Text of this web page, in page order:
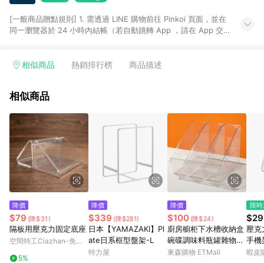
[一般商品贈點規則] 1. 需透過 LINE 購物前往 Pinkoi 頁面，並在
同一瀏覽器於 24 小時內結帳（若自動跳轉 App ，請在 App 交
回饋訂單不得享有 Pinkoi 站方優惠，例如首購優惠，P coins，
行為，不具贈點資格，部分退款不在此限。 6. APP 請更新至
貨後 45 天後發送。 8. 群眾募資商品，禮物卡，開館保證金，補
運費，攤位費等不具贈點資格。 9. LINE 購物站上之商品規格、
顏色、價位、贈品如與 Pinkoi 商品資訊頁及購物車不符，以
Pinkoi 購物商品資訊頁及購物車標示為準。 10. 點數紅包使用規
則請以點數紅包活動說明為準。 11. 若於 LINE 購物前往 Pinkoi
頁面後才首次下載 Pinkoi APP 並完成訂單，不符合導購資格；承
上，首次下載 Pinkoi APP 後，需透過 LINE 購物前往 Pinkoi 頁
相似商品 熱銷排行榜 商品描述
相似商品
降價
$79 (降$31)
隔板用壓克力固定底座
空間特工Ciazhan-免螺
5%
降價
$339 (降$281)
日本【YAMAZAKI】Pl
ate日系框型盤架-L
特力屋
降價
$100 (降$24)
廚房櫥柜下水槽收納盒
碗碟調味料瓶罐雜物鍋
具置物架收納儲物筐籃
東森購物 ETMall
限
$29
壓克
手機
名片
蝦皮